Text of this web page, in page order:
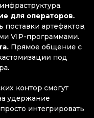
для операторов.
поставки артефактов,
VIP-программами.
Прямое общение с
под
контор смогут
удержание
интегрировать